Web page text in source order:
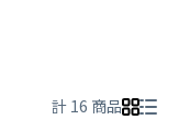
計 16 商品